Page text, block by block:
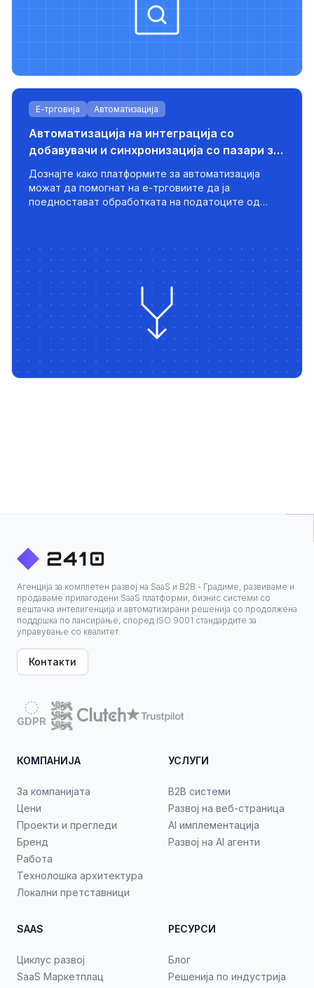
Е-трговија Автоматизација
Автоматизација на интеграција со
добавувачи и синхронизација со пазари за
раст на е-трговијата
Дознајте како платформите за автоматизација
можат да помогнат на е-трговиите да ја
поедностават обработката на податоците од
скалабилност вградени во системот.
Агенција за комплетен развој на SaaS и B2B - Градиме, развиваме и
продаваме прилагодени SaaS платформи, бизнис системи со
вештачка интелигенција и автоматизирани решенија со продолжена
поддршка по лансирање, според ISO 9001 стандардите за
управување со квалитет.
Контакти
GDPR
КОМПАНИЈА
За компанијата
Цени
Проекти и прегледи
Бренд
Работа
Технолошка архитектура
Локални претставници
УСЛУГИ
B2B системи
Развој на веб-страница
AI имплементација
Развој на AI агенти
SAAS
Циклус развој
SaaS Маркетплац
РЕСУРСИ
Блог
Решенија по индустрија